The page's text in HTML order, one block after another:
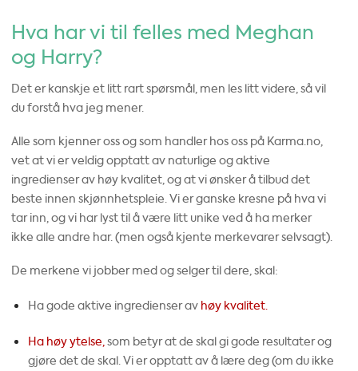
Hva har vi til felles med Meghan
og Harry?
Det er kanskje et litt rart spørsmål, men les litt videre, så vil
du forstå hva jeg mener.
Alle som kjenner oss og som handler hos oss på Karma.no,
vet at vi er veldig opptatt av naturlige og aktive
ingredienser av høy kvalitet, og at vi ønsker å tilbud det
beste innen skjønnhetspleie. Vi er ganske kresne på hva vi
tar inn, og vi har lyst til å være litt unike ved å ha merker
ikke alle andre har. (men også kjente merkevarer selvsagt).
De merkene vi jobber med og selger til dere, skal:
Ha gode aktive ingredienser avhøy kvalitet.
Ha høy ytelse,som betyr at de skal gi gode resultater og
gjøre det de skal. Vi er opptatt av å lære deg (om du ikke